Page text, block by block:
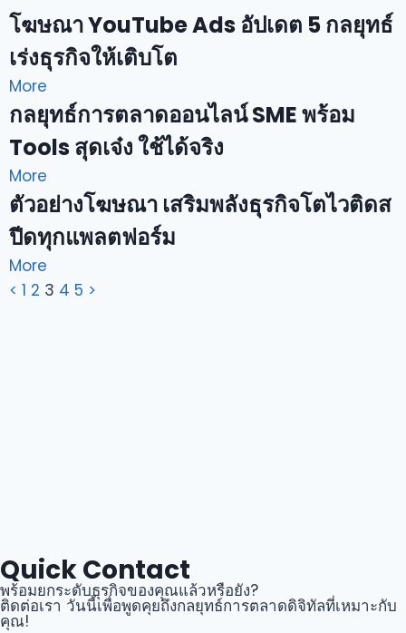
โฆษณา YouTube Ads อัปเดต 5 กลยุทธ์
เร่งธุรกิจให้เติบโต
More
กลยุทธ์การตลาดออนไลน์ SME พร้อม
Tools สุดเจ๋ง ใช้ได้จริง
More
ตัวอย่างโฆษณา เสริมพลังธุรกิจโตไวติดส
ปีดทุกแพลตฟอร์ม
More
< 1 2 3 4 5 >
Quick Contact
พร้อมยกระดับธุรกิจของคุณแล้วหรือยัง?
ติดต่อเรา วันนี้เพื่อพูดคุยถึงกลยุทธ์การตลาดดิจิทัลที่เหมาะกับ
คุณ!